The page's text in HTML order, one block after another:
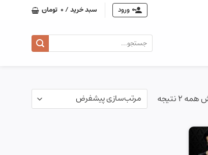
ورود سبد خرید /0 تومان
جستجو
برای:
2 نتیجه